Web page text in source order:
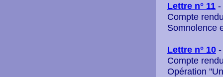
Lettre n° 11 -
Compte
Somnolence
Lettre n° 10
Compte
Opération